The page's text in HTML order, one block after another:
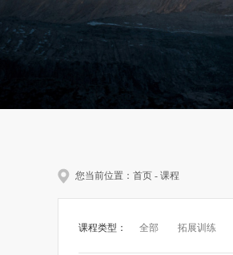
您当前位置： 首页 - 课程
课程类型： 全部 拓展训练